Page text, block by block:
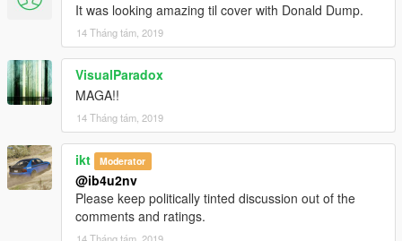
It was looking amazing til cover with Donald Dump.
14 Tháng tám, 2019
VisualParadox
MAGA!!
14 Tháng tám, 2019
ikt Moderator
@ib4u2nv
Please keep politically tinted discussion out of the
comments and ratings.